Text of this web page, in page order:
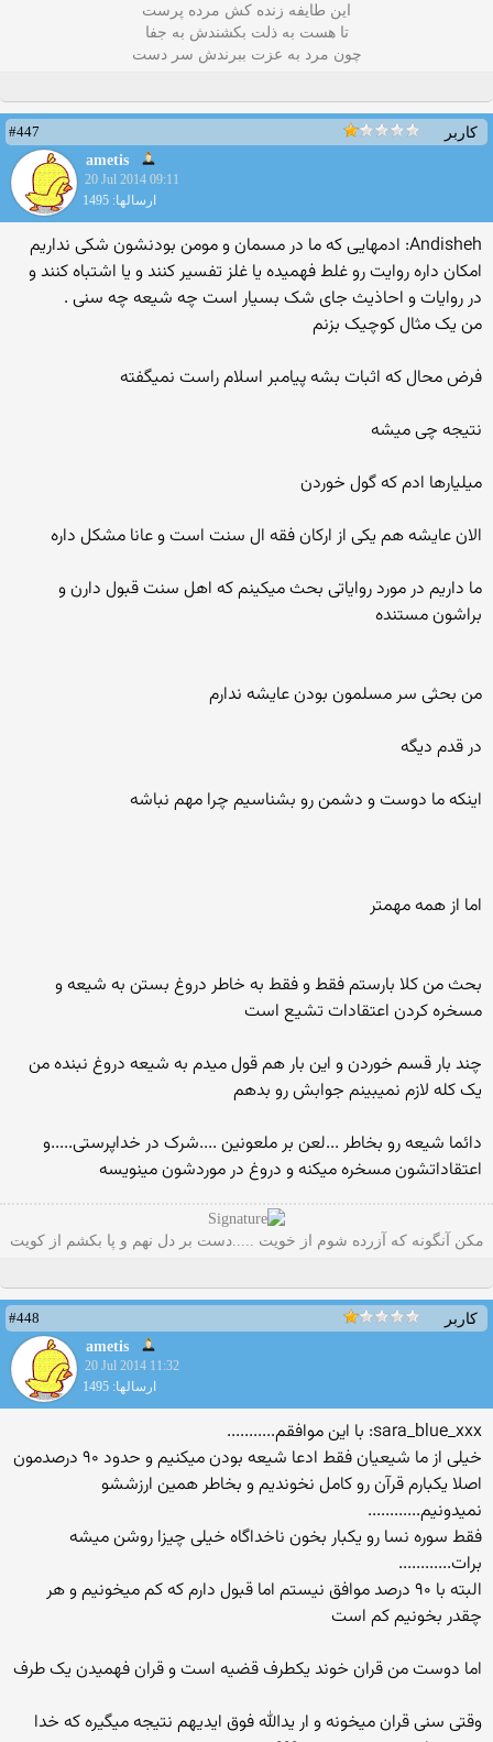
این طایفه زنده کش مرده پرست
تا هست به ذلت بکشندش به جفا
چون مرد به عزت ببرندش سر دست
کاربر
#447
ametis
20 Jul 2014 09:11
ارسالها: 1495
Andisheh: ادمهایی که ما در مسمان و مومن بودنشون شکی نداریم
امکان داره روایت رو غلط فهمیده یا غلز تفسیر کنند و یا اشتباه کنند و
در روایات و احاذیث جای شک بسیار است چه شیعه چه سنی .
من یک مثال کوچیک بزنم
فرض محال که اثبات بشه پیامبر اسلام راست نمیگفته
نتیجه چی میشه
میلیارها ادم که گول خوردن
الان عایشه هم یکی از ارکان فقه ال سنت است و عانا مشکل داره
ما داریم در مورد روایاتی بحث میکینم که اهل سنت قبول دارن و
براشون مستنده
من بحثی سر مسلمون بودن عایشه ندارم
در قدم دیگه
اینکه ما دوست و دشمن رو بشناسیم چرا مهم نباشه
اما از همه مهمتر
بحث من کلا بارستم فقط و فقط به خاطر دروغ بستن به شیعه و
مسخره کردن اعتقادات تشیع است
چند بار قسم خوردن و این بار هم قول میدم به شیعه دروغ نبنده من
یک کله لازم نمیبینم جوابش رو بدهم
دائما شیعه رو بخاطر ...لعن بر ملعونین ....شرک در خداپرستی.....و
اعتقاداتشون مسخره میکنه و دروغ در موردشون مینویسه
مکن آنگونه که آزرده شوم از خویت .....دست بر دل نهم و پا بکشم از کویت
کاربر
#448
ametis
20 Jul 2014 11:32
ارسالها: 1495
sara_blue_xxx: با این موافقم...........
خیلی از ما شیعیان فقط ادعا شیعه بودن میکنیم و حدود ۹۰ درصدمون
اصلا یکبارم قرآن رو کامل نخوندیم و بخاطر همین ارزششو
نمیدونیم............
فقط سوره نسا رو یکبار بخون ناخداگاه خیلی چیزا روشن میشه
برات............
البته با ۹۰ درصد موافق نیستم اما قبول دارم که کم میخونیم و هر
چقدر بخونیم کم است
اما دوست من قران خوند یکطرف قضیه است و قران فهمیدن یک طرف
وقتی سنی قران میخونه و ار یدالله فوق ایدیهم نتیجه میگیره که خدا